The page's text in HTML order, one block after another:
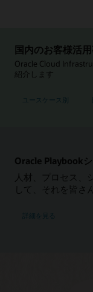
国内のお客様活
Oracle Cloud
紹介します
ユースケース別
Oracle Playbook
人材、プロセス、
して、それを皆さ
詳細を見る